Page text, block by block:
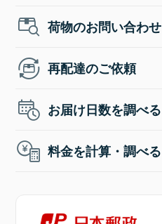
荷物のお問い合わせ
再配達のご依頼
お届け日数を調べる
料金を計算・調べる